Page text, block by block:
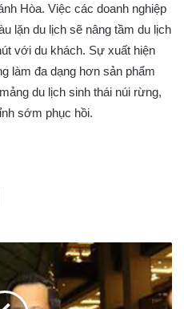
Hòa. Việc các doanh nghiệp
lặn du lịch sẽ nâng tầm du lịch
với du khách. Sự xuất hiện
làm đa dạng hơn sản phẩm
du lịch sinh thái núi rừng,
sớm phục hồi.